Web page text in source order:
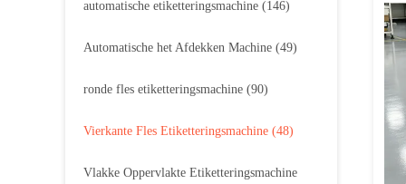
automatische etiketteringsmachine (146)
Automatische het Afdekken Machine (49)
ronde fles etiketteringsmachine (90)
Vierkante Fles Etiketteringsmachine (48)
Vlakke Oppervlakte Etiketteringsmachine